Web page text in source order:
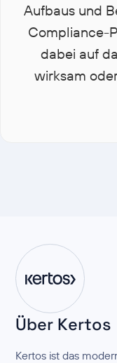
Aufbaus und
Compliance-
dabei auf
wirksam
Über Kertos
Kertos ist das